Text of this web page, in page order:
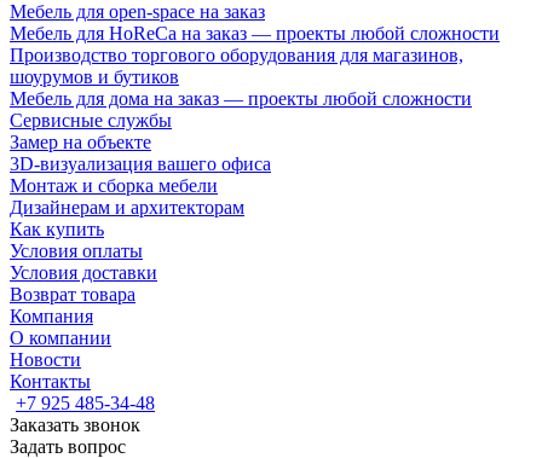
Мебель для open-space на заказ
Мебель для HoReCa на заказ — проекты любой сложности
Производство торгового оборудования для магазинов,
шоурумов и бутиков
Мебель для дома на заказ — проекты любой сложности
Сервисные службы
Замер на объекте
3D-визуализация вашего офиса
Монтаж и сборка мебели
Дизайнерам и архитекторам
Как купить
Условия оплаты
Условия доставки
Возврат товара
Компания
О компании
Новости
Контакты
+7 925 485-34-48
Заказать звонок
Задать вопрос